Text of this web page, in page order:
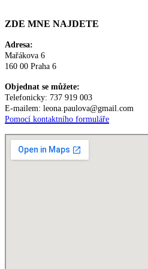
ZDE MNE NAJDETE
Adresa:
Mařákova 6
160 00 Praha 6
Objednat se můžete:
Telefonicky: 737 919 003
E-mailem: leona.paulova@gmail.com
Pomocí kontaktního formuláře